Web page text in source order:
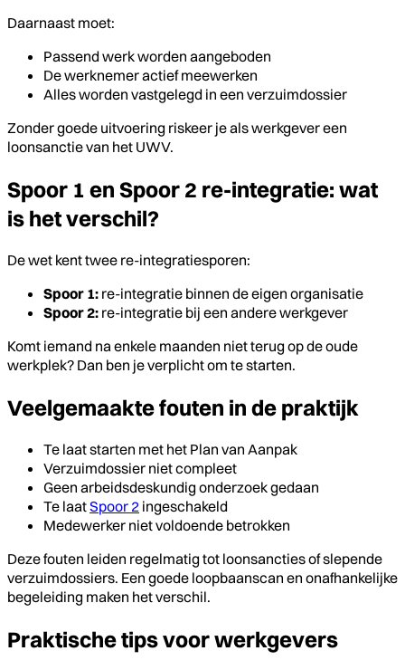
Daarnaast moet:
Passend werk worden aangeboden
De werknemer actief meewerken
Alles worden vastgelegd in een verzuimdossier
Zonder goede uitvoering riskeer je als werkgever een
loonsanctie van het UWV.
Spoor 1 en Spoor 2 re-integratie: wat
is het verschil?
De wet kent twee re-integratiesporen:
Spoor 1: re-integratie binnen de eigen organisatie
Spoor 2: re-integratie bij een andere werkgever
Komt iemand na enkele maanden niet terug op de oude
werkplek? Dan ben je verplicht om te starten.
Veelgemaakte fouten in de praktijk
Te laat starten met het Plan van Aanpak
Verzuimdossier niet compleet
Geen arbeidsdeskundig onderzoek gedaan
Te laatSpoor 2 ingeschakeld
Medewerker niet voldoende betrokken
Deze fouten leiden regelmatig tot loonsancties of slepende
verzuimdossiers. Een goede loopbaanscan en onafhankelijke
begeleiding maken het verschil.
Praktische tips voor werkgevers